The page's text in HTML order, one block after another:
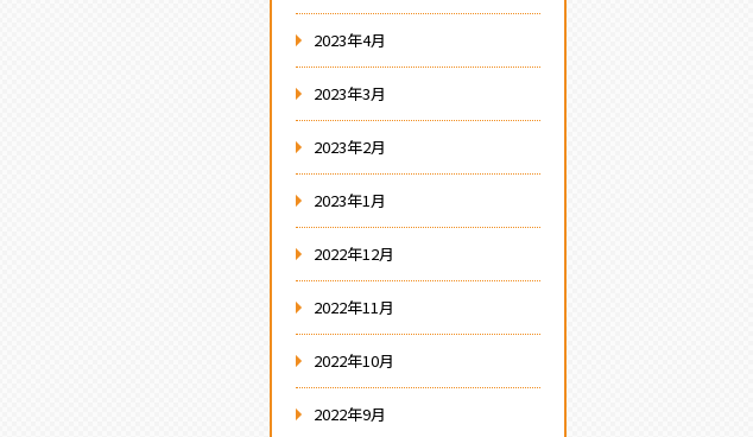
2023年4月
2023年3月
2023年2月
2023年1月
2022年12月
2022年11月
2022年10月
2022年9月